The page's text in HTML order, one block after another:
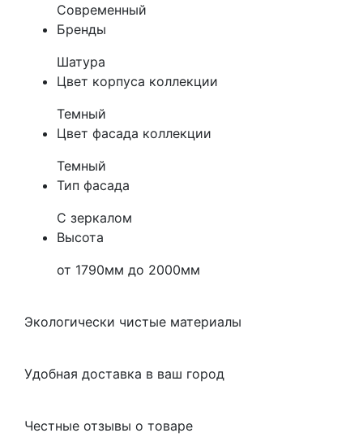
Современный
Бренды
Шатура
Цвет корпуса коллекции
Темный
Цвет фасада коллекции
Темный
Тип фасада
С зеркалом
Высота
от 1790мм до 2000мм
Экологически чистые материалы
Удобная доставка в ваш город
Честные отзывы о товаре